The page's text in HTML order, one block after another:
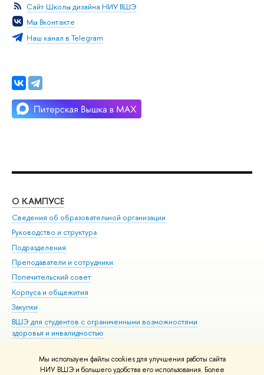
Мы используем файлы cookies для улучшения работы сайта
НИУ ВШЭ и большего удобства его использования. Более
Сайт Школы дизайна НИУ ВШЭ
Мы Вконтакте
Наш канал в Telegram
О КАМПУСЕ
Сведения об образовательной организации
Руководство и структура
Подразделения
Преподаватели и сотрудники
Попечительский совет
Корпуса и общежития
Закупки
ВШЭ для студентов с ограниченными возможностями
здоровья и инвалидностью
Единая платежная страница